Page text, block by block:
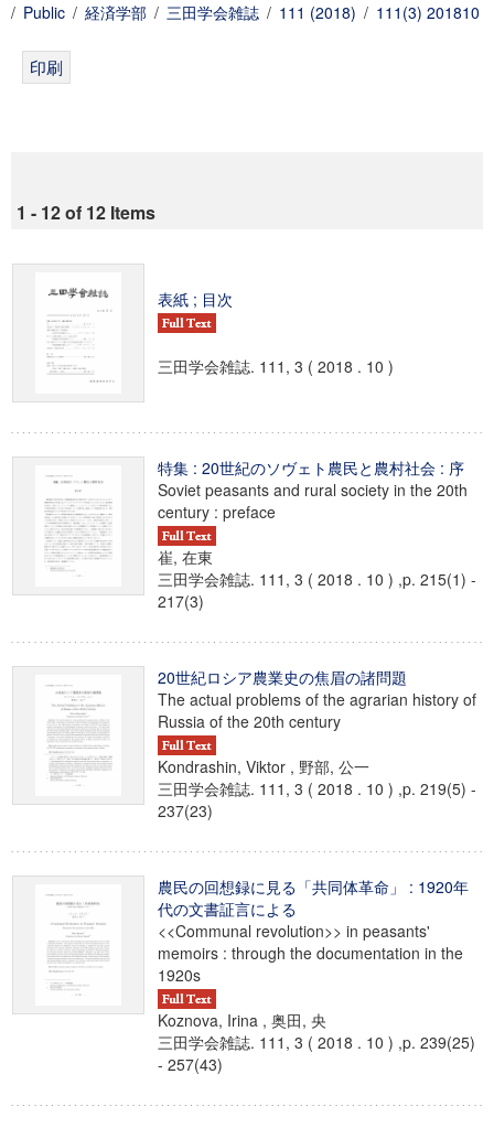
慶應義塾大学グローバルCOEプログラム市民社会ガバナンス
/ Public / 経済学部 / 三田学会雑誌 / 111 (2018) / 111(3) 201810
1 - 12 of 12 Items
表紙 ; 目次
三田学会雑誌. 111, 3 ( 2018 . 10 )
特集 : 20世紀のソヴェト農民と農村社会 : 序
Soviet peasants and rural society in the 20th
century : preface
崔, 在東
三田学会雑誌. 111, 3 ( 2018 . 10 ) ,p. 215(1) -
217(3)
20世紀ロシア農業史の焦眉の諸問題
The actual problems of the agrarian history of
Russia of the 20th century
Kondrashin, Viktor , 野部, 公一
三田学会雑誌. 111, 3 ( 2018 . 10 ) ,p. 219(5) -
237(23)
農民の回想録に見る「共同体革命」 : 1920年
代の文書証言による
<<Communal revolution>> in peasants'
memoirs : through the documentation in the
1920s
Koznova, Irina , 奥田, 央
三田学会雑誌. 111, 3 ( 2018 . 10 ) ,p. 239(25)
- 257(43)